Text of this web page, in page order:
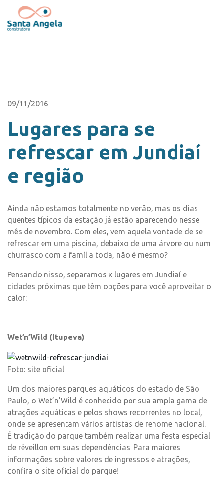
09/11/2016
Lugares para se
refrescar em Jundiaí
e região
Ainda não estamos totalmente no verão, mas os dias
quentes típicos da estação já estão aparecendo nesse
mês de novembro. Com eles, vem aquela vontade de se
refrescar em uma piscina, debaixo de uma árvore ou num
churrasco com a família toda, não é mesmo?
Pensando nisso, separamos x lugares em Jundiaí e
cidades próximas que têm opções para você aproveitar o
calor:
Wet’n’Wild (Itupeva)
Foto: site oficial
Um dos maiores parques aquáticos do estado de São
Paulo, o Wet’n’Wild é conhecido por sua ampla gama de
atrações aquáticas e pelos shows recorrentes no local,
onde se apresentam vários artistas de renome nacional.
É tradição do parque também realizar uma festa especial
de réveillon em suas dependências. Para maiores
informações sobre valores de ingressos e atrações,
confira o site oficial do parque!